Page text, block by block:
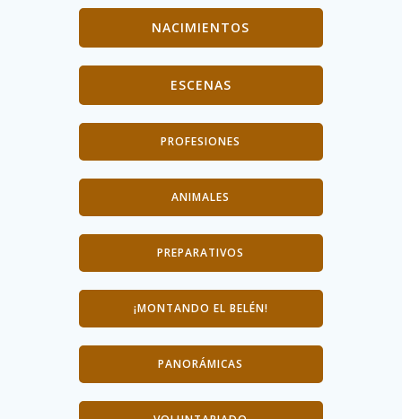
NACIMIENTOS
ESCENAS
PROFESIONES
ANIMALES
PREPARATIVOS
¡MONTANDO EL BELÉN!
PANORÁMICAS